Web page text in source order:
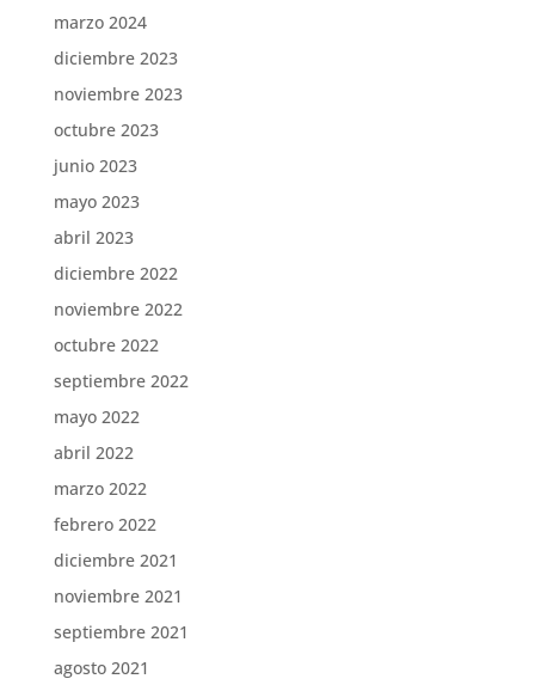
marzo 2024
diciembre 2023
noviembre 2023
octubre 2023
junio 2023
mayo 2023
abril 2023
diciembre 2022
noviembre 2022
octubre 2022
septiembre 2022
mayo 2022
abril 2022
marzo 2022
febrero 2022
diciembre 2021
noviembre 2021
septiembre 2021
agosto 2021